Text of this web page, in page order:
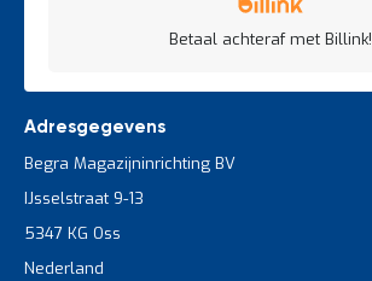
Betaal achteraf met Billink!
Adresgegevens
Begra Magazijninrichting BV
IJsselstraat 9-13
5347 KG Oss
Nederland